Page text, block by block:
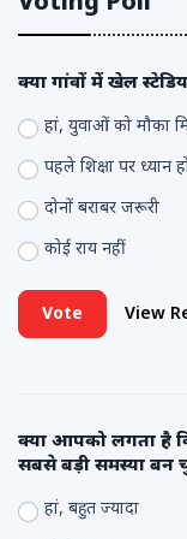
क्या गांवों में खेल
हां, युवाओं को मौका
पहले शिक्षा पर ध्यान
दोनों बराबर जरूरी
कोई राय नहीं
Vote View
क्या आपको लगता है
सबसे बड़ी समस्या बन
हां, बहुत ज्यादा